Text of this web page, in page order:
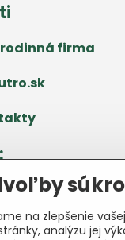
firma
Instagram
na zlepšenie
analýzu jej